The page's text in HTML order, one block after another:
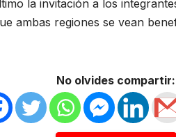
la invitación a los
ambas regiones se vean
No olvides compartir: